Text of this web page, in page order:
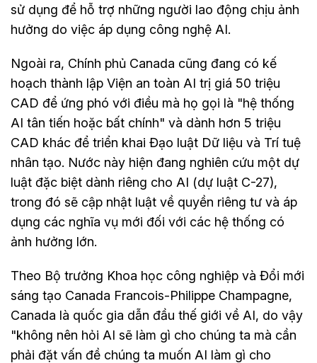
sử dụng để hỗ trợ những người lao động chịu ảnh
hưởng do việc áp dụng công nghệ AI.
Ngoài ra, Chính phủ Canada cũng đang có kế
hoạch thành lập Viện an toàn AI trị giá 50 triệu
CAD để ứng phó với điều mà họ gọi là "hệ thống
AI tân tiến hoặc bất chính" và dành hơn 5 triệu
CAD khác để triển khai Đạo luật Dữ liệu và Trí tuệ
nhân tạo. Nước này hiện đang nghiên cứu một dự
luật đặc biệt dành riêng cho AI (dự luật C-27),
trong đó sẽ cập nhật luật về quyền riêng tư và áp
dụng các nghĩa vụ mới đối với các hệ thống có
ảnh hưởng lớn.
Theo Bộ trưởng Khoa học công nghiệp và Đổi mới
sáng tạo Canada Francois-Philippe Champagne,
Canada là quốc gia dẫn đầu thế giới về AI, do vậy
"không nên hỏi AI sẽ làm gì cho chúng ta mà cần
phải đặt vấn đề chúng ta muốn AI làm gì cho